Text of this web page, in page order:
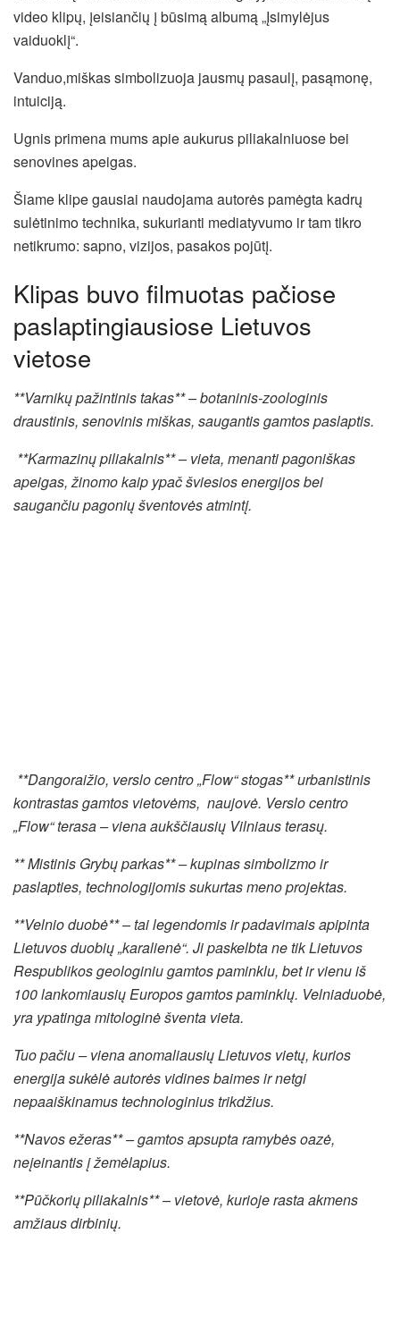
video klipų, įeisiančių į būsimą albumą „Įsimylėjus
vaiduoklį“.
Vanduo,miškas simbolizuoja jausmų pasaulį, pasąmonę,
intuiciją.
Ugnis primena mums apie aukurus piliakalniuose bei
senovines apeigas.
Šiame klipe gausiai naudojama autorės pamėgta kadrų
sulėtinimo technika, sukurianti mediatyvumo ir tam tikro
netikrumo: sapno, vizijos, pasakos pojūtį.
Klipas buvo filmuotas pačiose
paslaptingiausiose Lietuvos
vietose
**Varnikų pažintinis takas** – botaninis-zoologinis
draustinis, senovinis miškas, saugantis gamtos paslaptis.
**Karmazinų piliakalnis** – vieta, menanti pagoniškas
apeigas, žinomo kaip ypač šviesios energijos bei
saugančiu pagonių šventovės atmintį.
**Dangoraižio, verslo centro „Flow“ stogas** urbanistinis
kontrastas gamtos vietovėms, naujovė. Verslo centro
„Flow“ terasa – viena aukščiausių Vilniaus terasų.
** Mistinis Grybų parkas** – kupinas simbolizmo ir
paslapties, technologijomis sukurtas meno projektas.
**Velnio duobė** – tai legendomis ir padavimais apipinta
Lietuvos duobių „karalienė“. Ji paskelbta ne tik Lietuvos
Respublikos geologiniu gamtos paminklu, bet ir vienu iš
100 lankomiausių Europos gamtos paminklų. Velniaduobė,
yra ypatinga mitologinė šventa vieta.
Tuo pačiu – viena anomaliausių Lietuvos vietų, kurios
energija sukėlė autorės vidines baimes ir netgi
nepaaiškinamus technologinius trikdžius.
**Navos ežeras** – gamtos apsupta ramybės oazė,
neįeinantis į žemėlapius.
**Pūčkorių piliakalnis** – vietovė, kurioje rasta akmens
amžiaus dirbinių.